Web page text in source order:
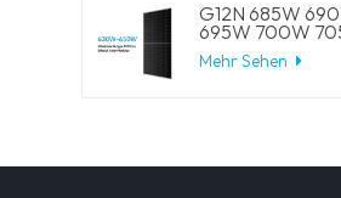
G12N 685W
695W 700W
210mm
Mono LECO N-
Mehr Sehen